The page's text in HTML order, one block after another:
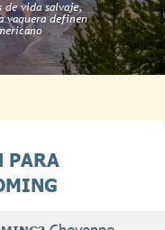
de vida salvaje,
vaquera definen
PARA